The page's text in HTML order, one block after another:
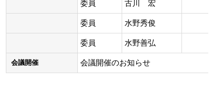
委員 古川 宏
委員 水野秀俊
委員 水野善弘
会議開催 会議開催のお知らせ